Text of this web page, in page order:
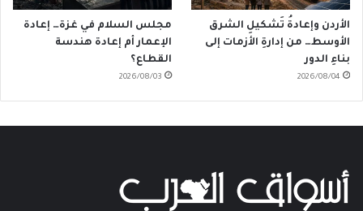
الأردن وإعادةُ تَشكيلِ الشرق
الأوسط… من إدارةِ الأزمات إلى
بناءِ الدور
2026/08/04
مجلس السلام في غزة… إعادة
الإعمار أم إعادة هندسة
القطاع؟
2026/08/03